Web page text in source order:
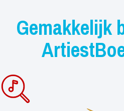
Gemakkelijk